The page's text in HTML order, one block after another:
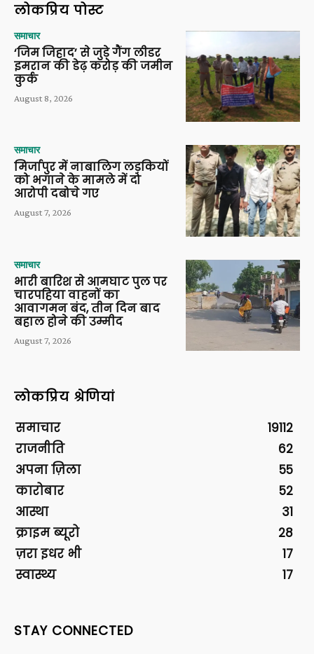
लोकप्रिय पोस्ट
समाचार
‘जिम जिहाद’ से जुड़े गैंग लीडर
इमरान की डेढ़ करोड़ की जमीन
कुर्क
August 8, 2026
समाचार
मिर्जापुर में नाबालिग लड़कियों
को भगाने के मामले में दो
आरोपी दबोचे गए
August 7, 2026
समाचार
भारी बारिश से आमघाट पुल पर
चारपहिया वाहनों का
आवागमन बंद, तीन दिन बाद
बहाल होने की उम्मीद
August 7, 2026
लोकप्रिय श्रेणियां
समाचार
19112
राजनीति
62
अपना ज़िला
55
कारोबार
52
आस्था
31
क्राइम ब्यूरो
28
ज़रा इधर भी
17
स्वास्थ्य
17
STAY CONNECTED